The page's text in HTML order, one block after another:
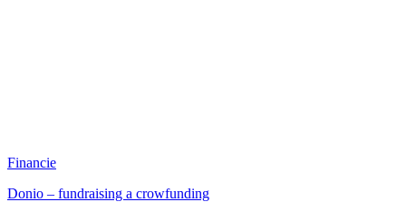
Financie
Donio – fundraising a crowfunding